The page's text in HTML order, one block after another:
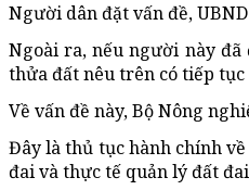
Người dân đặt vấn đề,
Ngoài ra, nếu người này
thửa đất nêu trên có tiếp
Về vấn đề này, Bộ Nông
Đây là thủ tục hành chính
đai và thực tế quản lý đất